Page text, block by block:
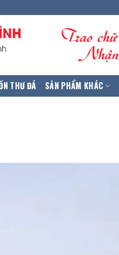
THƯ ĐÁ SẢN PHẨM KHÁC